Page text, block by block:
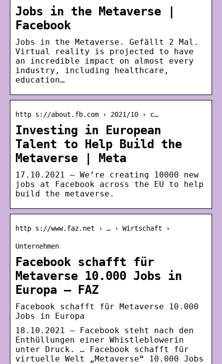
Jobs in the Metaverse |
Facebook
Jobs in the Metaverse. Gefällt 2 Mal.
Virtual reality is projected to have
an incredible impact on almost every
industry, including healthcare,
education…
http s://about.fb.com › 2021/10 › c…
Investing in European
Talent to Help Build the
Metaverse | Meta
17.10.2021 — We’re creating 10000 new
jobs at Facebook across the EU to help
build the metaverse.
http s://www.faz.net › … › Wirtschaft ›
Unternehmen
Facebook schafft für
Metaverse 10.000 Jobs in
Europa – FAZ
Facebook schafft für Metaverse 10.000
Jobs in Europa
18.10.2021 — Facebook steht nach den
Enthüllungen einer Whistleblowerin
unter Druck. … Facebook schafft für
virtuelle Welt „Metaverse“ 10.000 Jobs